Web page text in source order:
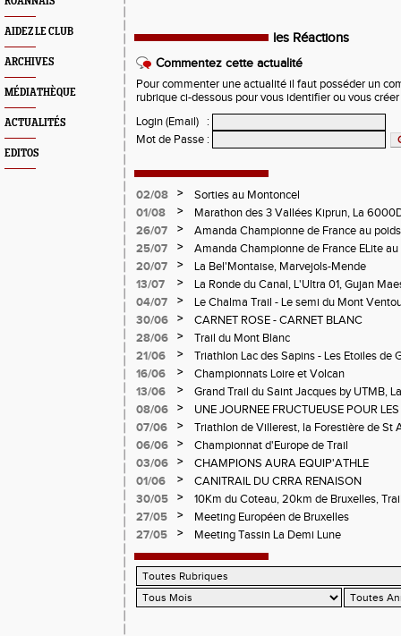
AIDEZ LE CLUB
ARCHIVES
MÉDIATHÈQUE
ACTUALITÉS
EDITOS
les Réactions
Commentez cette actualité
Pour commenter une actualité il faut posséder un
rubrique ci-dessous pour vous identifier ou vous
Login (Email)
:
Mot de Passe :
02/08 >
Sorties au Montoncel
01/08
>
Marathon des 3 Vallées Kiprun, La
Verticale d'Orcières, St Augustin
26/07 >
Amanda Championne de France au poids
25/07
>
Amanda Championne de France ELite
20/07
>
La Bel'Montaise, Marvejols-Mende
13/07
>
La Ronde du Canal, L'Ultra 01, Gujan
04/07
>
Le Chalma Trail - Le semi du Mont
Cublize - Les Passerelles de Monteynard
Pralognon La Vanoise
30/06 >
CARNET ROSE - CARNET BLANC
28/06
>
Trail du Mont Blanc
21/06
>
Triathlon Lac des Sapins - Les Etoiles de
16/06
>
Championnats Loire et Volcan
13/06
>
Grand Trail du Saint Jacques by UTMB,
d'Andrézieux-Bouthéon
08/06 >
UNE JOURNEE FRUCTUEUSE POUR
CHAMPIONNATS DE LA LOIRE A
07/06 >
Triathlon de Villerest, la Forestière de St
Circuit de la Sure, Tour du Pays Roannais
06/06 >
Championnat d'Europe de Trail
03/06
>
CHAMPIONS AURA EQUIP'ATHLE
01/06
>
CANITRAIL DU CRRA RENAISON
30/05
>
10Km du Coteau, 20km de Bruxelles,
Pilatrail
27/05 >
Meeting Européen de Bruxelles
27/05
> Meeting Tassin La Demi Lune